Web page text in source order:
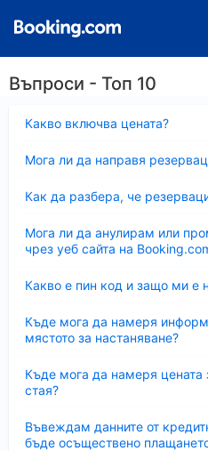
Въпроси - Топ 10
Какво включва цената?
Мога ли да направя
Как да разбера, че
Мога ли да анулирам или
чрез уеб сайта на
Какво е пин код и защо ми е
Къде мога да намеря
мястото за настаняване?
Къде мога да намеря цената
стая?
Въвеждам данните от
бъде осъществено